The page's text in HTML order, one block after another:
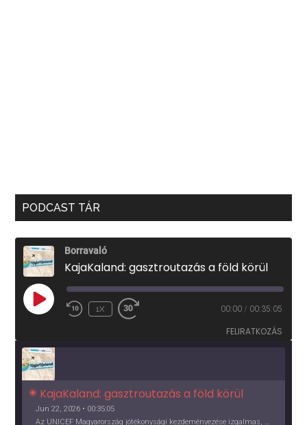
PODCAST TÁR
Borravaló
KajaKaland: gasztroutazás a föld körül
PLAY
EPISODE
1X 00:00 / 00:35:05
FELIRATKOZÁS
KajaKaland: gasztroutazás a föld körül
Jun 22, 2026 • 00:35:05
Az UNICEF Magyarország jótékonysági kezdeményezése izgalmas, egész éves világkörüli ízutazásra hív, igazi családi program és gasztroedukáció, illetve segítség a rászorulóknak is egyben.